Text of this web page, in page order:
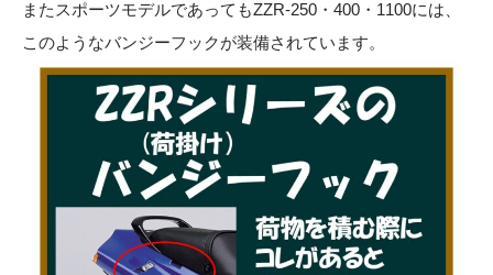
またスポーツモデルであってもZZR-250・400・1100には、
このようなバンジーフックが装備されています。